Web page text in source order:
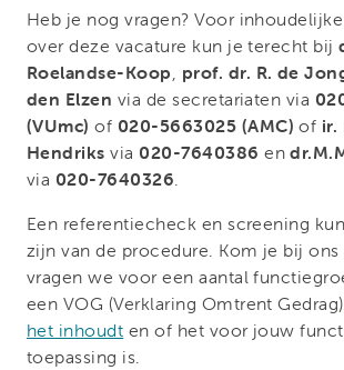
Heb je nog vragen? Voor
over deze vacature kun je terecht bij
Roelandse-Koop, prof. dr. R. de
den Elzen via de secretariaten via
(VUmc)of 020-5663025 (AMC)of ir.
Hendriksvia 020-7640386 en
via 020-7640326.
Een referentiecheck en screening
zijn van de procedure. Kom je bij ons
vragen we voor een aantal
een VOG (Verklaring Omtrent
het inhoudt en of het voor jouw
toepassing is.